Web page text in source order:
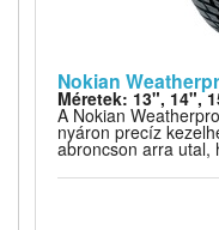
Nokian
Méretek: 13", 14",
A Nokian
nyáron precíz
abroncson arra utal,